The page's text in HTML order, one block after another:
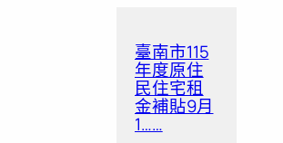
臺南市115
年度原住
民住宅租
金補貼9月
1……